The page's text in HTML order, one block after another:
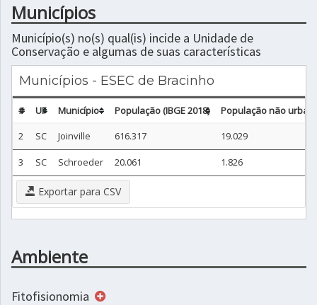
Municípios
Município(s) no(s) qual(is) incide a Unidade de
Conservação e algumas de suas características
Municípios - ESEC de Bracinho
# UF Município População (IBGE 2018)
População não
2
SC Joinville 616.317 19.029
3 SC Schroeder 20.061 1.826
Exportar para CSV
Ambiente
Fitofisionomia